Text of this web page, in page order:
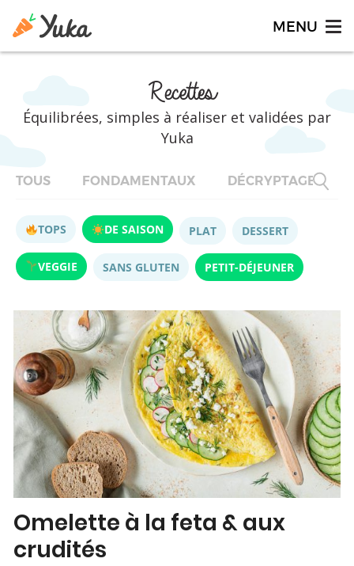
Recettes
Équilibrées, simples à réaliser et validées par
Yuka
TOUS FONDAMENTAUX DÉCRYPTAGES
TOPS DE SAISON PLAT DESSERT
VEGGIE SANS GLUTEN PETIT-DÉJEUNER
Omelette à la feta & aux
crudités